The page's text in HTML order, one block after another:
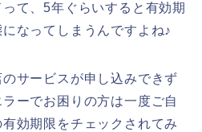
て、5年ぐらいすると有効期
なってしまうんですよね♪
サービスが申し込みできず
ーでお困りの方は一度ご自
効期限をチェックされてみ